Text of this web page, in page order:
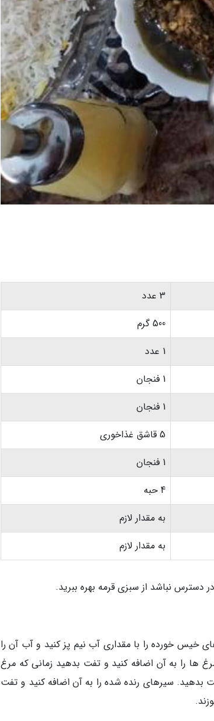
3 عدد
500 گرم
1 عدد
1 فنجان
1 فنجان
5 قاشق غذاخوری
1 فنجان
4 حبه
به مقدار لازم
به مقدار لازم
نباشد از سبزی قرمه بهره ببرید.
خیس خورده را با مقداری آب نیم پز کنید و آب آن را
ها را به آن اضافه کنید و تفت بدهید زمانی که مرغ
سیرهای رنده شده را به آن اضافه کنید و تفت